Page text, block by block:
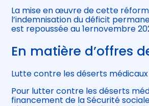
La mise en œuvre de cette
l’indemnisation du déficit
est repoussée au 1ernovembre
En matière d’offres
Lutte contre les déserts médicaux
Pour lutter contre les déserts
financement de la Sécurité